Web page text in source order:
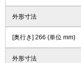
外形寸法
[奥行き] 266 (単位 mm)
外形寸法